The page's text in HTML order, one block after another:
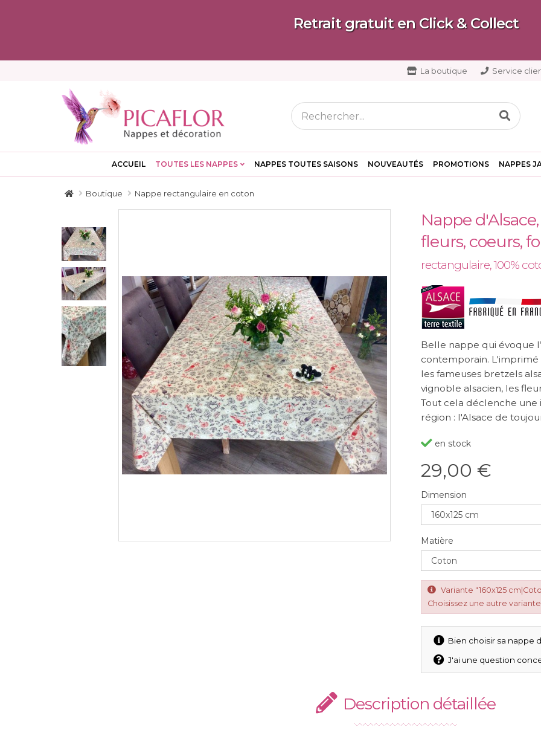
Retrait gratuit en Click & Collect
La boutique Service
ACCUEIL TOUTES LES NAPPES NAPPES TOUTES SAISONS NOUVEAUTÉS PROMOTIONS NAPPES
Boutique Nappe rectangulaire en coton
Nappe
fleurs, coeurs,
rectangulaire, 100%
Belle nappe qui évoque
contemporain. L'imprimé
les fameuses bretzels
vignoble alsacien, les
Tout cela déclenche une
région : l'Alsace de
en stock
29,00 €
Dimension
Matière
Variante "160x125
Choisissez une autre
Bien choisir sa nappe
J'ai une question
Description détaillée